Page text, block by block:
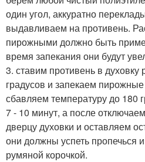
один угол, аккуратно
выдавливаем на противень.
пирожными должно быть
время запекания они будут
3. ставим противень в духовку
градусов и запекаем
сбавляем температуру до 180
7 - 10 минут, а после
дверцу духовки и оставляем
они должны успеть пропечься
румяной корочкой.